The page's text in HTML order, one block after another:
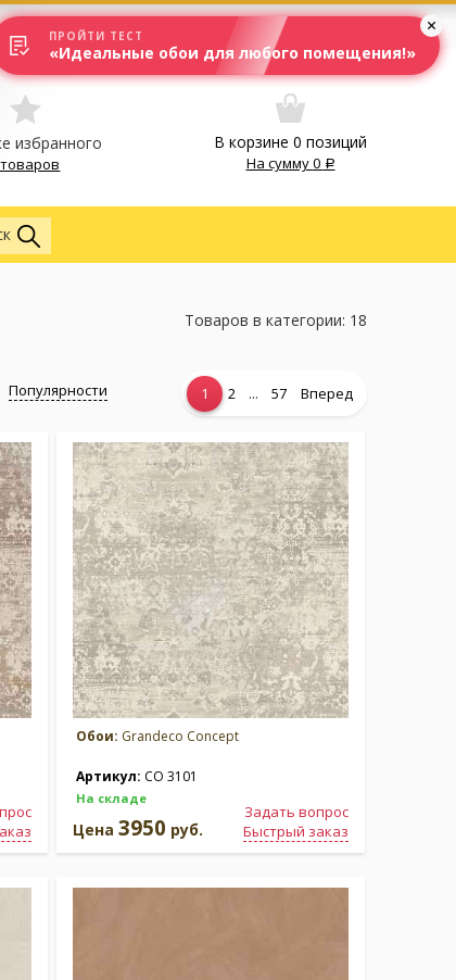
Вход
избранного В корзине 0 позиций
На сумму0
Везде
Товаров в категории: 18
Популярности 1 2 ... 57 Вперед
Обои: Grandeco Concept
Артикул: CO 3101
На складе
Задать вопрос
Быстрый заказ
Цена 3950 руб.
ПРОЙТИ ТЕСТ
«Идеальные обои для любого помещения!»